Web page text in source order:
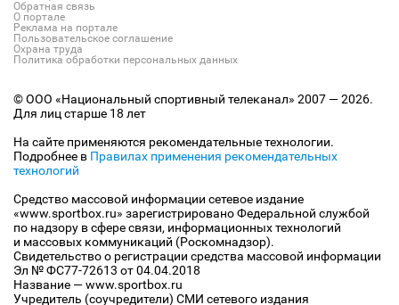
Обратная связь
О портале
Реклама на портале
Пользовательское соглашение
Охрана труда
Политика обработки персональных данных
© ООО «Национальный спортивный телеканал» 2007 — 2026.
Для лиц старше 18 лет
На сайте применяются рекомендательные технологии.
Подробнее в Правилах применения рекомендательных
технологий
Средство массовой информации сетевое издание
«www.sportbox.ru» зарегистрировано Федеральной службой
по надзору в сфере связи, информационных технологий
и массовых коммуникаций (Роскомнадзор).
Свидетельство о регистрации средства массовой информации
Эл № ФС77-72613 от 04.04.2018
Название — www.sportbox.ru
Учредитель (соучредители) СМИ сетевого издания